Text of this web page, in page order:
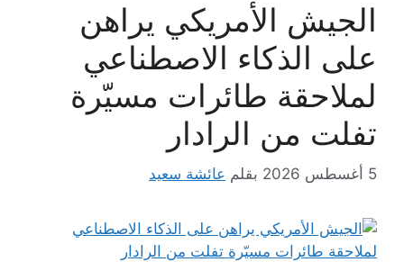
الجيش الأمريكي يراهن
على الذكاء الاصطناعي
لملاحقة طائرات مسيّرة
تفلت من الرادار
5 أغسطس 2026 بقلم عائشة سعيد